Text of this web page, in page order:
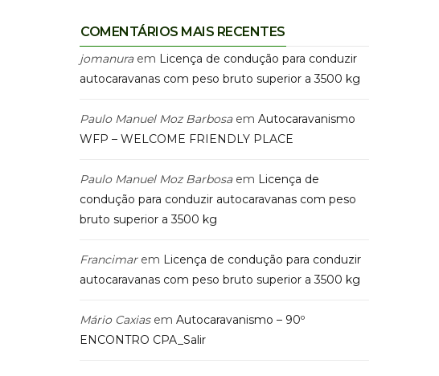
COMENTÁRIOS MAIS RECENTES
jomanuraem Licença de condução para conduzir
autocaravanas com peso bruto superior a 3500 kg
Paulo Manuel Moz Barbosaem Autocaravanismo
WFP – WELCOME FRIENDLY PLACE
Paulo Manuel Moz Barbosaem Licença de
condução para conduzir autocaravanas com peso
bruto superior a 3500 kg
Francimarem Licença de condução para conduzir
autocaravanas com peso bruto superior a 3500 kg
Mário Caxiasem Autocaravanismo – 90º
ENCONTRO CPA_Salir